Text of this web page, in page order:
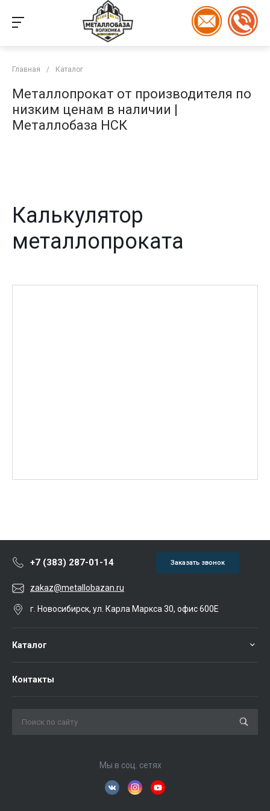
Главная / Каталог
Металлопрокат от производителя по
низким ценам в наличии |
Металлобаза НСК
Калькулятор
металлопроката
+7 (383) 287-01-14 Заказать звонок
zakaz@metallobazan.ru
г. Новосибирск, ул. Карла Маркса 30, офис 600Е
Каталог
Контакты
Мы в соц. сетях